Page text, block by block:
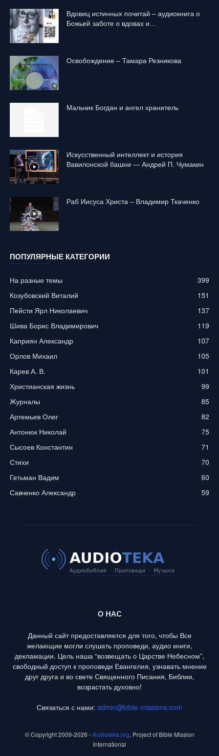
Вдовиц истинных почитай – аудиокнига о
Божьей заботе о вдовах и...
Освобождение – Тамара Резникова
Mальчик Богдан и ангел хранитель
Искусственный интеллект и история
Вавилонской башни — Андрей П. Чумакин
Раб Иисуса Христа – Владимир Ткаченко
ПОПУЛЯРНЫЕ КАТЕГОРИИ
На разные темы
399
Козубовский Виталий
151
Пейсти Ярл Николаевич
137
Шива Борис Владимирович
119
Каприян Александр
107
Орлов Михаил
105
Карев А. В.
101
Христианская жизнь
99
Журналы
85
Артемьев Олег
82
Антонюк Николай
75
Сысоев Константин
71
Стихи
70
Гетьман Вадим
60
Савченко Александр
59
О НАС
Данный сайт предоставляется для того, чтобы Все
желающие могли слушать проповеди, аудио книги,
декламации. Цель наша “возвещать о Царстве Небесном”,
свободный доступ к проповеди Евангелия, узнавать мнение
друг друга и во свете Священного Писания, Библии,
возрастать духовно!
Связаться с нами: admin@bible-missions.com
© Copyright 2009-2026 -Audioteka.org, Project of Bible Mission
International